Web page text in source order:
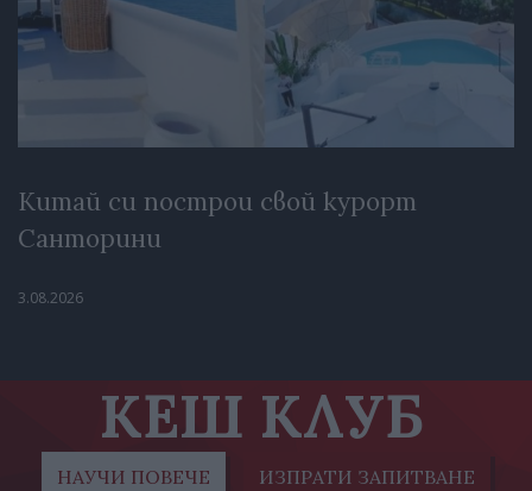
Китай си построи свой курорт
Санторини
3.08.2026
КЕШ КЛУБ
НАУЧИ ПОВЕЧЕ ИЗПРАТИ ЗАПИТВАНЕ